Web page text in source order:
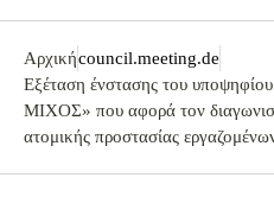
Αρχικήcouncil.meeting.de
Εξέταση ένστασης του
ΜΙΧΟΣ» που αφορά τον
ατομικής προστασίας